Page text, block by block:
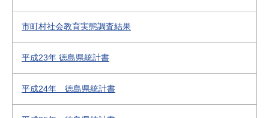
市町村社会教育実態調査結果
平成23年 徳島県統計書
平成24年 徳島県統計書